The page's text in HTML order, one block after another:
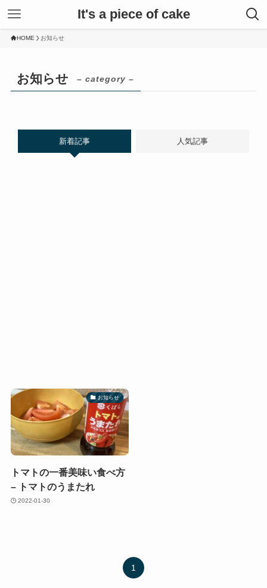
It's a piece of cake
HOME お知らせ
お知らせ – category –
新着記事 人気記事
お知らせ
トマトの一番美味い食べ方
– トマトのうまたれ
2022-01-30
1